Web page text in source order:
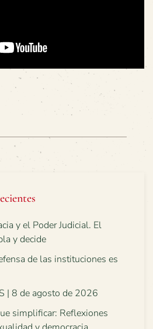
y el Poder Judicial. El
y decide
de las instituciones es
| 8 de agosto de 2026
simplificar: Reflexiones